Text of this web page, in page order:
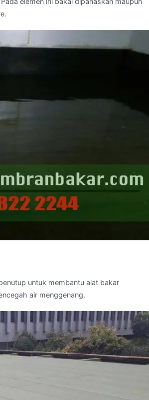
untuk membantu alat bakar
air menggenang.